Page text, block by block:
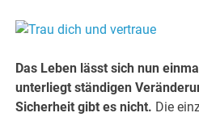
Das Leben lässt sich nun
unterliegt ständigen
Sicherheit gibt es nicht. Die